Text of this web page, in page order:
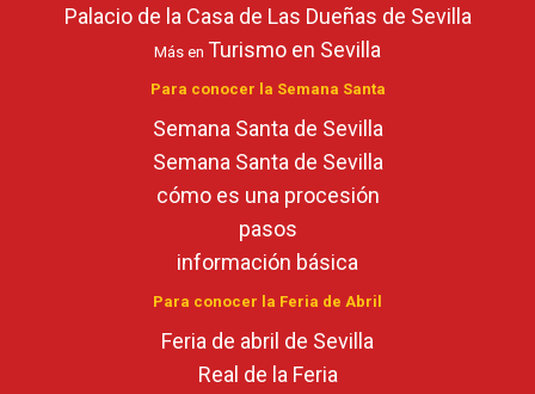
Palacio de la Casa de Las Dueñas de Sevilla
Más en Turismo en Sevilla
Para conocer la Semana Santa
Semana Santa de Sevilla
Semana Santa de Sevilla
cómo es una procesión
pasos
información básica
Para conocer la Feria de Abril
Feria de abril de Sevilla
Real de la Feria